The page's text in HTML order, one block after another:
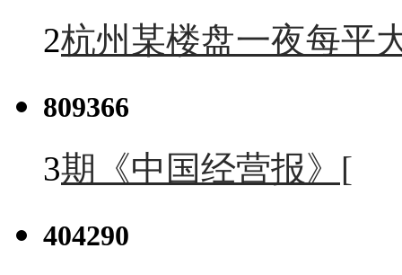
2杭州某楼盘一夜每平
809366
3期《中国经营报》[
404290